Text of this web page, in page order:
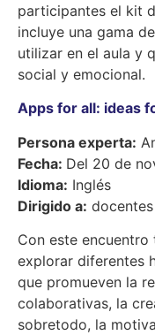
participantes el kit
incluye una gama
utilizar en el aula y
social y emocional.
Apps for all: ideas
Persona experta:
Fecha: Del 20 de
Idioma: Inglés
Dirigido a:
Con este
explorar diferentes
que promueven la
colaborativas, la
sobretodo, la